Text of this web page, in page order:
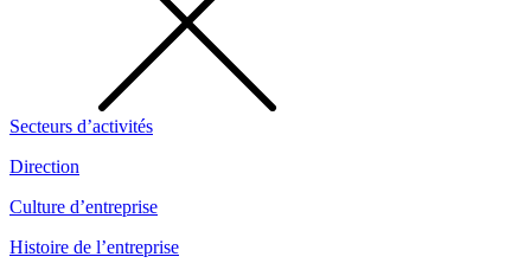
Secteurs d’activités
Direction
Culture d’entreprise
Histoire de l’entreprise